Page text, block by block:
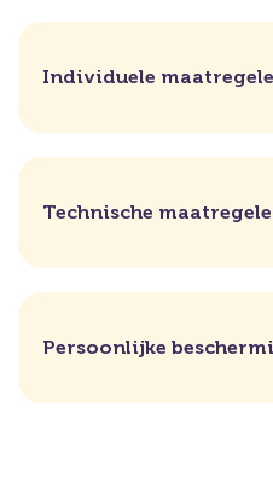
Individuele
Technische
Persoonlijke